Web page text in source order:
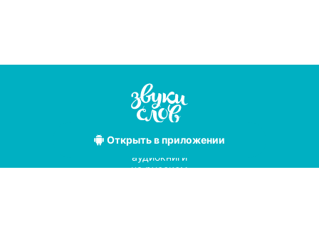
Открытьв приложении
Лучшие
аудиокниги
на русском